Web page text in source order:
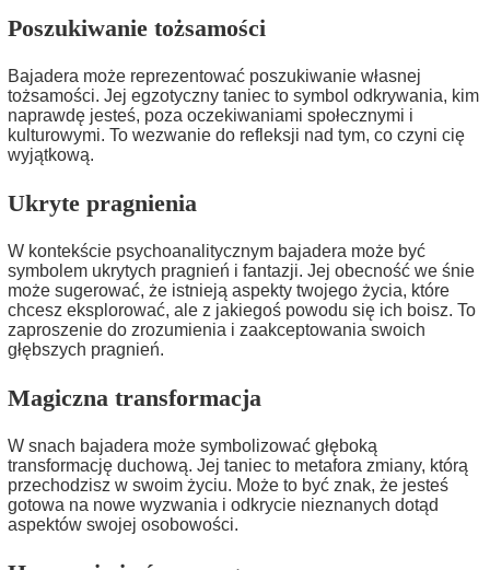
Poszukiwanie tożsamości
Bajadera może reprezentować poszukiwanie własnej
tożsamości. Jej egzotyczny taniec to symbol odkrywania, kim
naprawdę jesteś, poza oczekiwaniami społecznymi i
kulturowymi. To wezwanie do refleksji nad tym, co czyni cię
wyjątkową.
Ukryte pragnienia
W kontekście psychoanalitycznym bajadera może być
symbolem ukrytych pragnień i fantazji. Jej obecność we śnie
może sugerować, że istnieją aspekty twojego życia, które
chcesz eksplorować, ale z jakiegoś powodu się ich boisz. To
zaproszenie do zrozumienia i zaakceptowania swoich
głębszych pragnień.
Magiczna transformacja
W snach bajadera może symbolizować głęboką
transformację duchową. Jej taniec to metafora zmiany, którą
przechodzisz w swoim życiu. Może to być znak, że jesteś
gotowa na nowe wyzwania i odkrycie nieznanych dotąd
aspektów swojej osobowości.